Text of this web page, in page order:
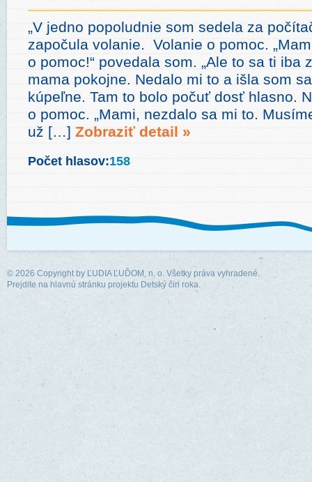
„V jedno popoludnie som sedela za
započula volanie. Volanie o pomoc.
o pomoc!“ povedala som. „Ale to sa ti iba
mama pokojne. Nedalo mi to a išla som
kúpeľne. Tam to bolo počuť dosť hlasno.
o pomoc. „Mami, nezdalo sa mi to.
už […] Zobraziť detail »
Počet hlasov:158
© 2026 Copyright by ĽUDIA ĽUĎOM, n. o. Všetky práva vyhradené.
Prejdite na hlavnú stránku projektu Detský čin roka.